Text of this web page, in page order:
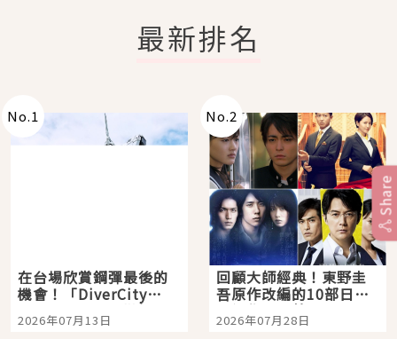
最新排名
No.1
在台場欣賞鋼彈最後的
機會！「DiverCity
Tokyo Plaza」搭船、
購物、美食及夜景，一
2026年07月13日
No.2
回顧大師經典！東野圭
吾原作改編的10部日本
影視作品推薦
2026年07月28日
Share